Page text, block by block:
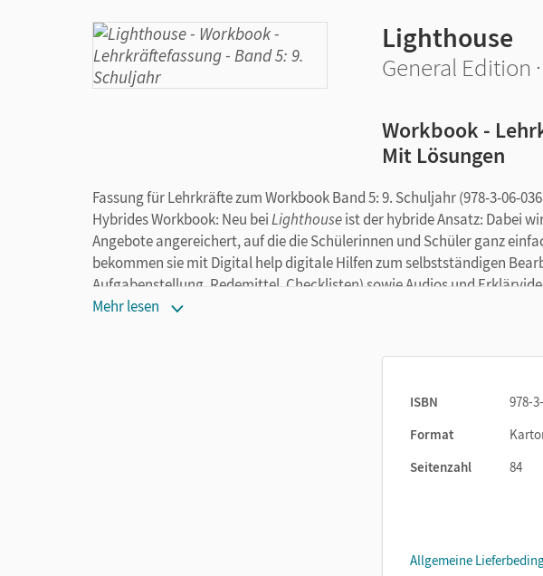
Lighthouse
General Edition
Workbook -
Mit Lösungen
Fassung für Lehrkräfte zum Workbook Band 5: 9. Schuljahr (978-3-06-
Hybrides Workbook: Neu beiLighthouseist der hybride Ansatz: Dabei
Angebote angereichert, auf die die Schülerinnen und Schüler ganz
bekommen sie mit Digital help digitale Hilfen zum selbstständigen
Aufgabenstellung, Redemittel, Checklisten) sowie Audios und
Außerdem erhältlich: Lösungen zu den
Wir empfehlen die Nutzung aller digitalen Angebote auf unserer
Mehr lesen
ISBN
978-
Format
Seitenzahl
84
Allgemeine